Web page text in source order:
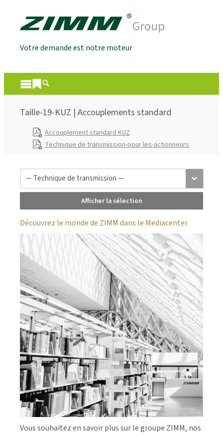
Votre demande est notre moteur
Taille-19-KUZ | Accouplements standard
Accouplement standard KUZ
Technique de transmission-pour les-actionneurs
Afficher la sélection
Découvrez le monde de ZIMM dans le Mediacenter
Vous souhaitez en savoir plus sur le groupe ZIMM, nos